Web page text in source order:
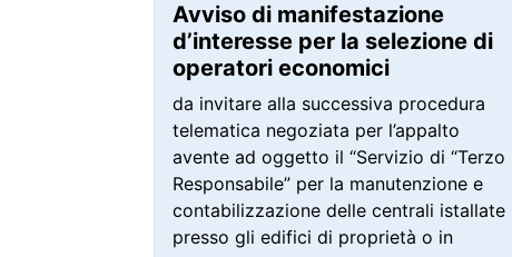
Avviso di manifestazione
d’interesse per la selezione di
operatori economici
da invitare alla successiva procedura
telematica negoziata per l’appalto
avente ad oggetto il “Servizio di “Terzo
Responsabile” per la manutenzione e
contabilizzazione delle centrali istallate
presso gli edifici di proprietà o in